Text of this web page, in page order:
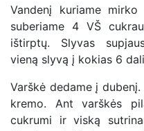
Vandenį kuriame
suberiame 4 VŠ
ištirptų. Slyvas
vieną slyvą į kokias 6
Varškė dedame į
kremo. Ant varškės
cukrumi ir viską